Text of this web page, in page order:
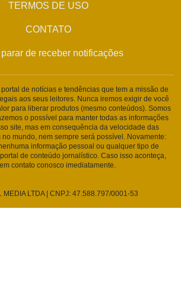
TERMOS DE USO
CONTATO
de receber notificações
de notícias e tendências que tem a missão de
aos seus leitores. Nunca iremos exigir de você
para liberar produtos (mesmo conteúdos). Somos
o possível para manter todas as informações
site, mas em consequência da velocidade das
mundo, nem sempre será possível. Novamente:
informação pessoal ou qualquer tipo de
de conteúdo jornalístico. Caso isso aconteça,
contato conosco imediatamente.
MEDIA LTDA | CNPJ: 47.588.797/0001-53